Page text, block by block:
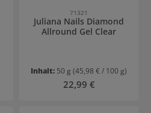
71321
Juliana Nails Diamond
Allround Gel Clear
Inhalt: 50 g (45,98 € / 100 g)
Regulärer Preis:
22,99 €